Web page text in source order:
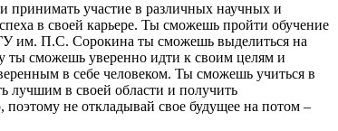
принимать участие в различных научных и
в своей карьере. Ты сможешь пройти обучение
им. П.С. Сорокина ты сможешь выделиться на
ты сможешь уверенно идти к своим целям и
в себе человеком. Ты сможешь учиться в
лучшим в своей области и получить
не откладывай свое будущее на потом –